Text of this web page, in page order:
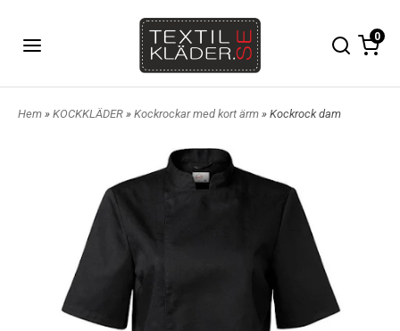
0
Hem » KOCKKLÄDER » Kockrockar med kort ärm » Kockrock dam